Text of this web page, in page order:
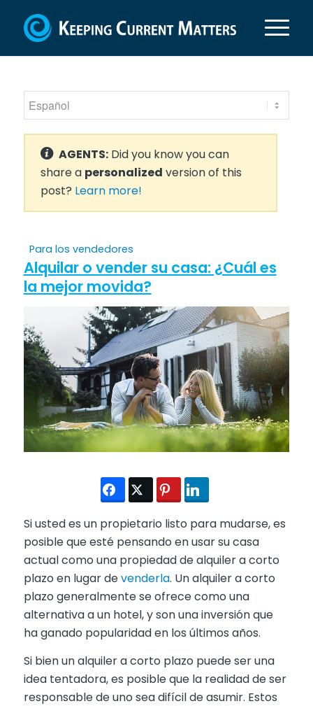
AGENTS:Did you know you can
share a personalized version of this
post? Learn more!
Para los vendedores
Alquilar o vender su casa: ¿Cuál es
la mejor movida?
Si usted es un propietario listo para mudarse, es
posible que esté pensando en usar su casa
actual como una propiedad de alquiler a corto
plazo en lugar devenderla. Un alquiler a corto
plazo generalmente se ofrece como una
alternativa a un hotel, y son una inversión que
ha ganado popularidad en los últimos años.
Si bien un alquiler a corto plazo puede ser una
idea tentadora, es posible que la realidad de ser
responsable de uno sea difícil de asumir. Estos